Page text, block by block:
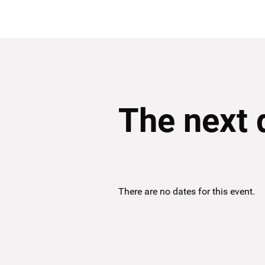
The next
There are no dates for this event.